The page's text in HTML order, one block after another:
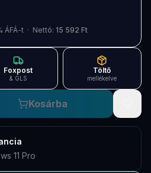
ÁFÁ-t · Nettó: 15 592 Ft
Foxpost
& GLS
Töltő
mellékelve
Kosárba
11 Pro